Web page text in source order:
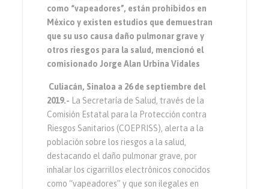
como “vapeadores”, están prohibidos en
México y existen estudios que demuestran
que su uso causa daño pulmonar grave y
otros riesgos para la salud, mencionó el
comisionado Jorge Alan Urbina Vidales
Culiacán, Sinaloa a 26 de septiembre del
2019.- La Secretaría de Salud, través de la
Comisión Estatal para la Protección contra
Riesgos Sanitarios (COEPRISS), alerta a la
población sobre los riesgos a la salud,
destacando el daño pulmonar grave, por
inhalar los cigarrillos electrónicos conocidos
como “vapeadores” y que son ilegales en